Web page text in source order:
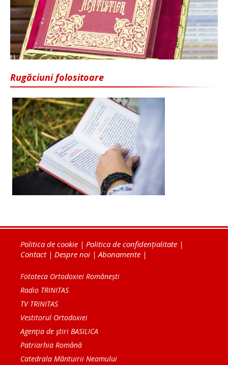
Rugăciuni folositoare
Politica de cookie | Politica de confidențialitate |
Contact| Despre noi |Abonamente |
Fototeca Ortodoxiei Românești
Radio TRINITAS
TV TRINITAS
Vestitorul Ortodoxiei
Agenţia de ştiri BASILICA
Patriarhia Română
Catedrala Mântuirii Neamului